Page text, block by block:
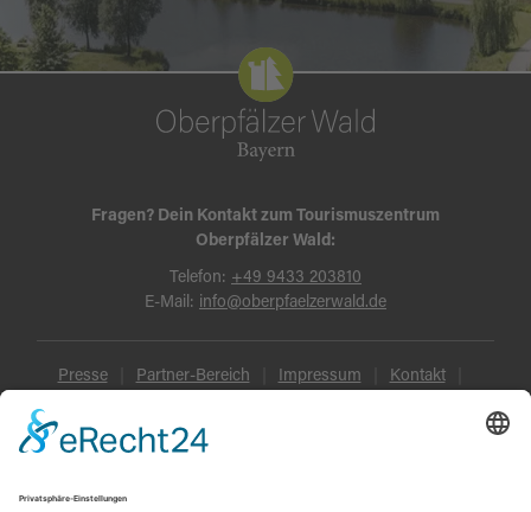
Fragen? Dein Kontakt zum Tourismuszentrum
Oberpfälzer Wald:
Telefon: +49 9433 203810
E-Mail: info@oberpfaelzerwald.de
Presse Partner-Bereich Impressum Kontakt
Datenschutz